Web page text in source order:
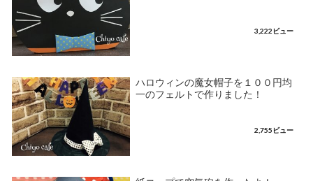
3,222ビュー
ハロウィンの魔女帽子を１００円均
一のフェルトで作りました！
2,755ビュー